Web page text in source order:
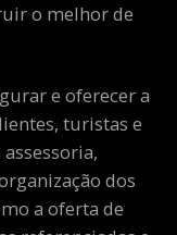
o melhor de
e oferecer a
turistas e
dos
a oferta de